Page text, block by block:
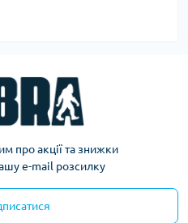
про акції та знижки
e-mail розсилку